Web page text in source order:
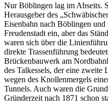
Nur Böblingen lag im Abseits.
Herausgeber des
Eisenbahn nach Böblingen
Freudenstadt ein, aber das
waren sich über die
direkte Trassenführung
Brückenbauwerk am
des Talkessels, der eine zweite
wegen des Knollenmergels
Tunnels. Auch waren die
Gründerzeit nach 1871 schon